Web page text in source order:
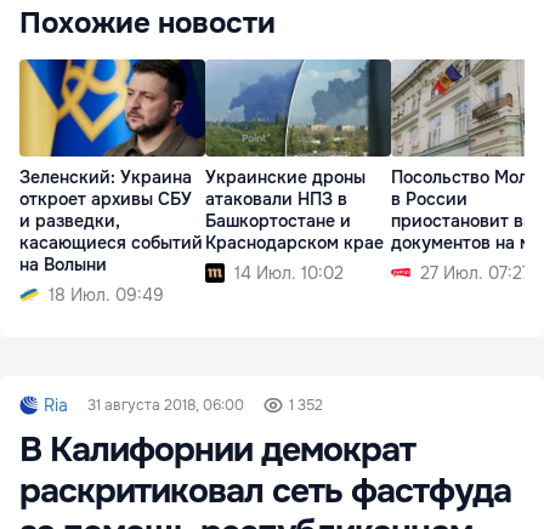
Похожие новости
Зеленский: Украина
откроет архивы СБУ
и разведки,
касающиеся событий
на Волыни
18 Июл. 09:49
Украинские дроны
атаковали НПЗ в
Башкортостане и
Краснодарском крае
14 Июл. 10:02
Посольство
в России
приостановит
документов на
27 Июл. 07:27
Ria 31 августа 2018, 06:00 1 352
В Калифорнии демократ
раскритиковал сеть фастфуда